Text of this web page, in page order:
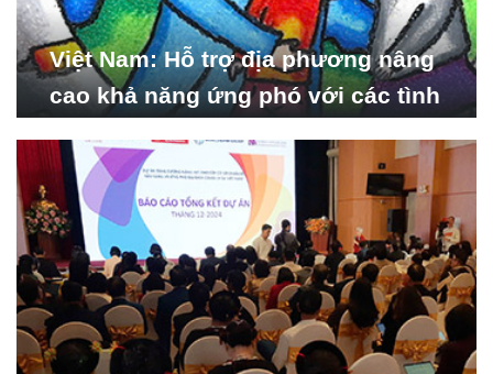
Việt Nam: Hỗ trợ địa phương nâng
cao khả năng ứng phó với các tình